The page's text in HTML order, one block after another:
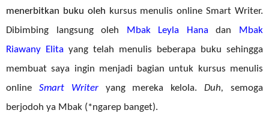
menerbitkan buku oleh kursus menulis online Smart Writer.
Dibimbing langsung oleh
Mbak Leyla Hanadan
Mbak
Riawany Elita yang telah menulis beberapa buku sehingga
membuat saya ingin menjadi bagian untuk kursus menulis
online Smart Writeryang mereka kelola.Duh, semoga
berjodoh ya Mbak (*ngarep banget).